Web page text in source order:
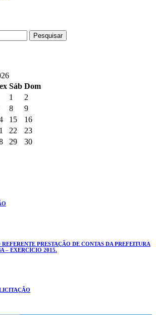
Sáb Dom
1
2
8
9
15
16
22
23
29
30
PRESTAÇÃO DE CONTAS DA PREFEITURA
– EXERCÍCIO 2015.